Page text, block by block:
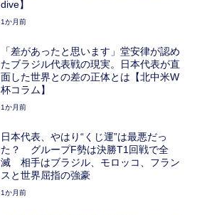
dive】
1か月前
「差があったと思います」堂安律が認め
たブラジル代表戦の現実。日本代表が直
面した世界との差の正体とは【北中米W
杯コラム】
1か月前
日本代表、やはり“くじ運”は最悪だっ
た？ グループF勢は決勝T1回戦で全
滅 相手はブラジル、モロッコ、フラン
スと世界屈指の強豪
1か月前